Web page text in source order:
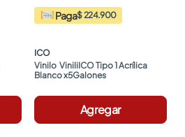
Paga$ 224.900
ICO
Vinilo  ViniliICO Tipo 1 Acrílica
Blanco x5Galones
Agregar